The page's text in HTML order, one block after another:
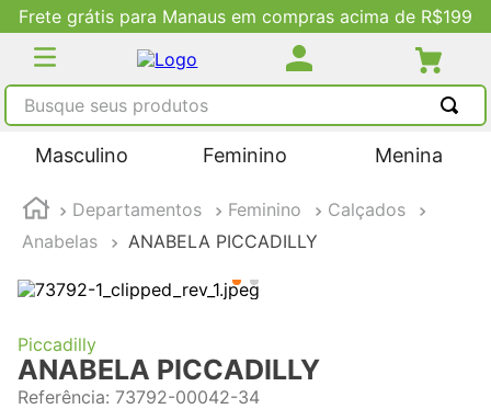
Frete grátis para Manaus em compras acima de R$199
Busque seus produtos
Masculino Feminino Menina
Departamentos Feminino
Calçados
Anabelas
ANABELA PICCADILLY
Piccadilly
ANABELA PICCADILLY
Referência: 73792-00042-34
TERMOS MAIS BUSCADOS
2
tenis feminino
4º
adidas
tenis